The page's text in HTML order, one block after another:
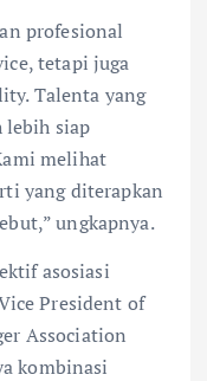
profesional
tetapi juga
Talenta yang
siap
melihat
yang diterapkan
ungkapnya.
asosiasi
President of
Association
kombinasi